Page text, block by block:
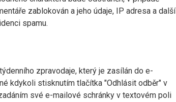
zablokován a jeho údaje, IP adresa a další
spamu.
zpravodaje, který je zasílán do e-
kdykoli stisknutím tlačítka "Odhlásit odběr" v
své e-mailové schránky v textovém poli